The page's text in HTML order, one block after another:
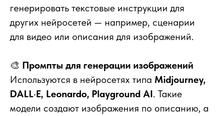
генерировать текстовые инструкции для
других нейросетей — например, сценарии
для видео или описания для изображений.
🎨 Промпты для генерации изображений
Используются в нейросетях типа Midjourney,
DALL·E, Leonardo, Playground AI. Такие
модели создают изображения по описанию, а